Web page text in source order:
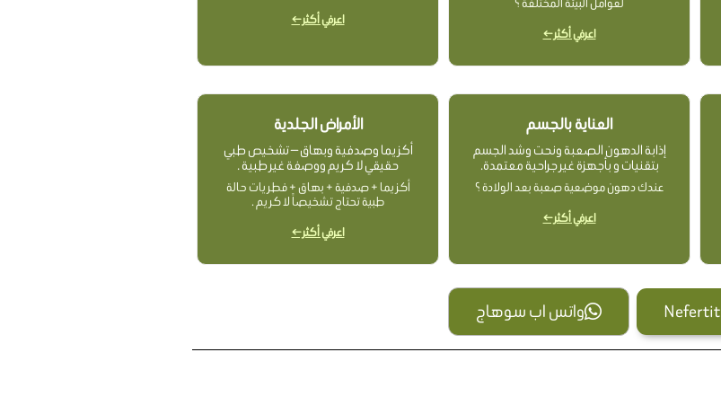
اعرفي أكثر ←
اعرفي أكثر ←
العناية بالجسم
إذابة الدهون الصعبة ونحت وشد الجسم
بتقنيات و بأجهزة غير جراحية معتمدة.
عندك دهون موضعية صعبة بعد الولادة ؟
اعرفي أكثر ←
الأمراض الجلدية
أكزيما وصدفية وبهاق — تشخيص طبي
حقيقي لا كريم ووصفة غير طبية .
أكزيما + صدفية + بهاق + فطريات حالة
طبية تحتاج تشخيصاً لا كريم .
اعرفي أكثر ←
واتس اب سوهاج